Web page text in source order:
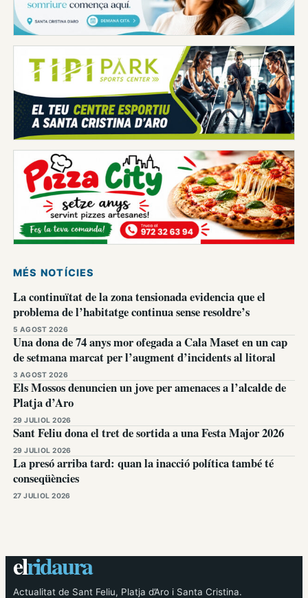
MÉS NOTÍCIES
La continuïtat de la zona tensionada evidencia que el
problema de l’habitatge continua sense resoldre’s
5 AGOST 2026
Una dona de 74 anys mor ofegada a Cala Maset en un cap
de setmana marcat per l’augment d’incidents al litoral
3 AGOST 2026
Els Mossos denuncien un jove per amenaces a l’alcalde de
Platja d’Aro
29 JULIOL 2026
Sant Feliu dona el tret de sortida a una Festa Major 2026
29 JULIOL 2026
La presó arriba tard: quan la inacció política també té
conseqüències
27 JULIOL 2026
elridaura
Actualitat de Sant Feliu, Platja d’Aro i Santa Cristina.